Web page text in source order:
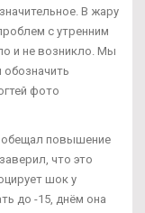
В жару
с утренним
и не возникло. Мы
фото
обещал повышение
что это
шок у
до -15, днём она